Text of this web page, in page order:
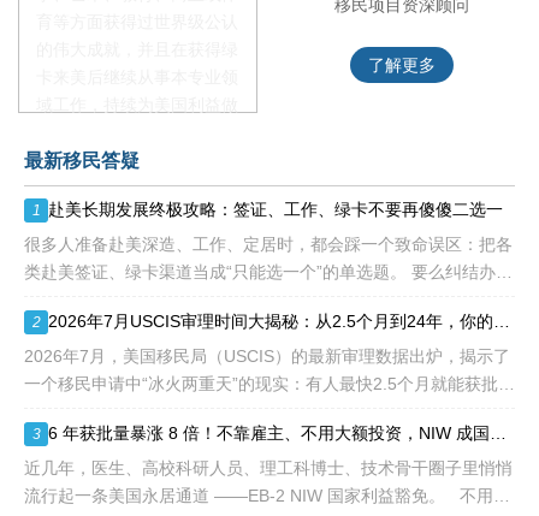
额占全球移民签证配额的
28.6%，即大约4万个移民
签证，都会用于满足"优
先"移民类别的申请。EB1A
不需要雇主支持、不用办理
等的限制，所以也愈来愈受
到中国杰出人才的青睐。
移民项目资深顾问
了解更多
最新移民答疑
1
赴美长期发展终极攻略：签证、工作、绿卡不要再傻傻二选一
很多人准备赴美深造、工作、定居时，都会踩一个致命误区：把各
类赴美签证、绿卡渠道当成“只能选一个”的单选题。 要么纠结办哪
突、白白浪费几年
2
2026年7月，美国移民局（USCIS）的最新审理数据出炉，揭示了
一个移民申请中“冰火两重天”的现实：有人最快2.5个月就能获批，
一
3
近几年，医生、高校科研人员、理工科博士、技术骨干圈子里悄悄
流行起一条美国永居通道 ——EB-2 NIW 国家利益豁免。 不用提